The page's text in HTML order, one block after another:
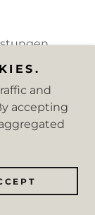
von
6
and
accepting